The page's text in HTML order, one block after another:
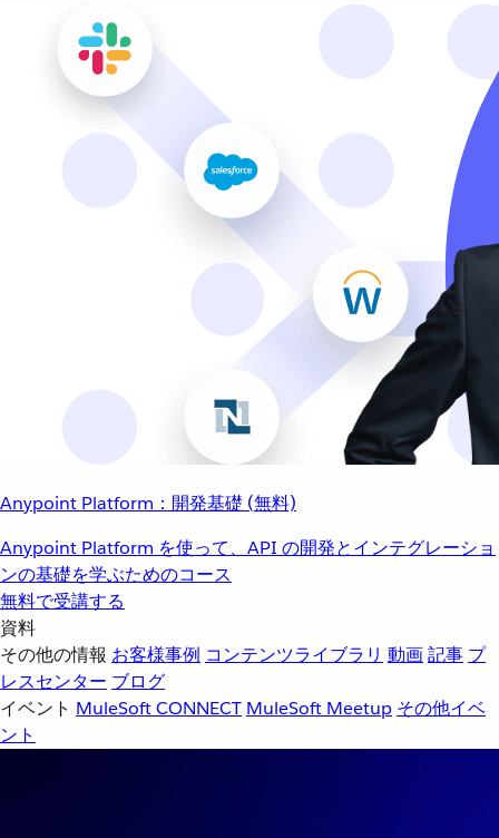
Anypoint Platform：開発基礎 (無料)
Anypoint Platform を使って、API の開発とインテグレーショ
ンの基礎を学ぶためのコース
無料で受講する
資料
その他の情報 お客様事例 コンテンツライブラリ 動画記事 プ
レスセンター ブログ
イベント MuleSoft CONNECT MuleSoft Meetup その他イベ
ント